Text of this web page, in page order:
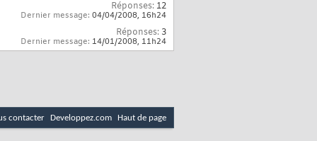
Réponses: 12
Dernier message: 04/04/2008, 16h24
Réponses: 3
Dernier message: 14/01/2008, 11h24
contacter Developpez.com Haut de page